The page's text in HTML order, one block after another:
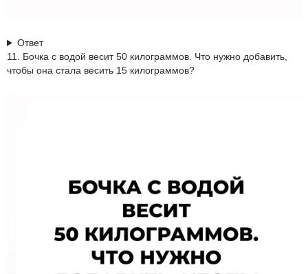
Ответ
11. Бочка с водой весит 50 килограммов. Что нужно добавить,
чтобы она стала весить 15 килограммов?